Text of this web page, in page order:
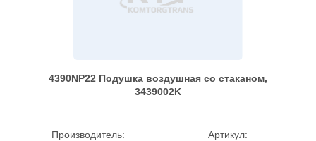
4390NP22 Подушка воздушная со стаканом,
3439002K
Производитель:
Артикул: